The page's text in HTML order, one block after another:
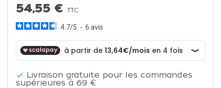
54,55 €TTC
4.7/5 - 6 avis
 Livraison gratuite pour les commandes
supérieures à 69 €